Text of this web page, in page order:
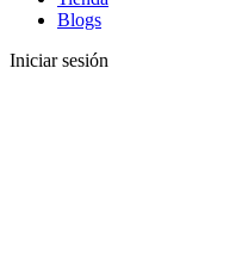
Blogs
Iniciar sesión